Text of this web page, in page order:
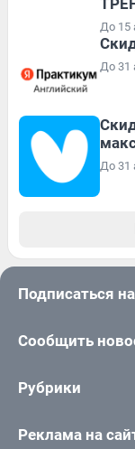
До 15
До 31
До 31
Подписаться
Сообщить
Рубрики
Реклама на